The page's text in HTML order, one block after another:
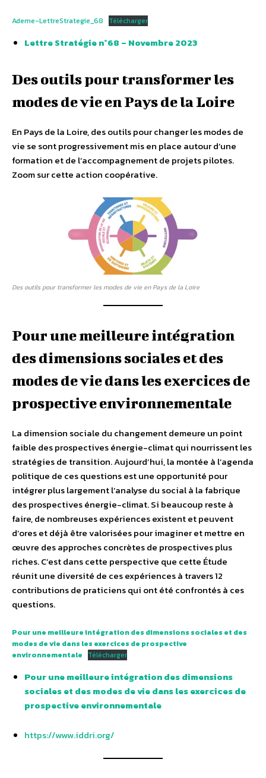
Ademe-LettreStrategie_68 Télécharger
Lettre Stratégie n°68 – Novembre 2023
Des outils pour transformer les
modes de vie en Pays de la Loire
En Pays de la Loire, des outils pour changer les modes de
vie se sont progressivement mis en place autour d’une
formation et de l’accompagnement de projets pilotes.
Zoom sur cette action coopérative.
Des outils pour transformer les modes de vie en Pays de la Loire
Pour une meilleure intégration
des dimensions sociales et des
modes de vie dans les exercices de
prospective environnementale
La dimension sociale du changement demeure un point
faible des prospectives énergie-climat qui nourrissent les
stratégies de transition. Aujourd’hui, la montée à l’agenda
politique de ces questions est une opportunité pour
intégrer plus largement l’analyse du social à la fabrique
des prospectives énergie-climat. Si beaucoup reste à
faire, de nombreuses expériences existent et peuvent
d’ores et déjà être valorisées pour imaginer et mettre en
œuvre des approches concrètes de prospectives plus
riches. C’est dans cette perspective que cette Étude
réunit une diversité de ces expériences à travers 12
contributions de praticiens qui ont été confrontés à ces
questions.
Pour une meilleure intégration des dimensions sociales et des
modes de vie dans les exercices de prospective
environnementale
Télécharger
Pour une meilleure intégration des dimensions
sociales et des modes de vie dans les exercices de
prospective environnementale
https://www.iddri.org/